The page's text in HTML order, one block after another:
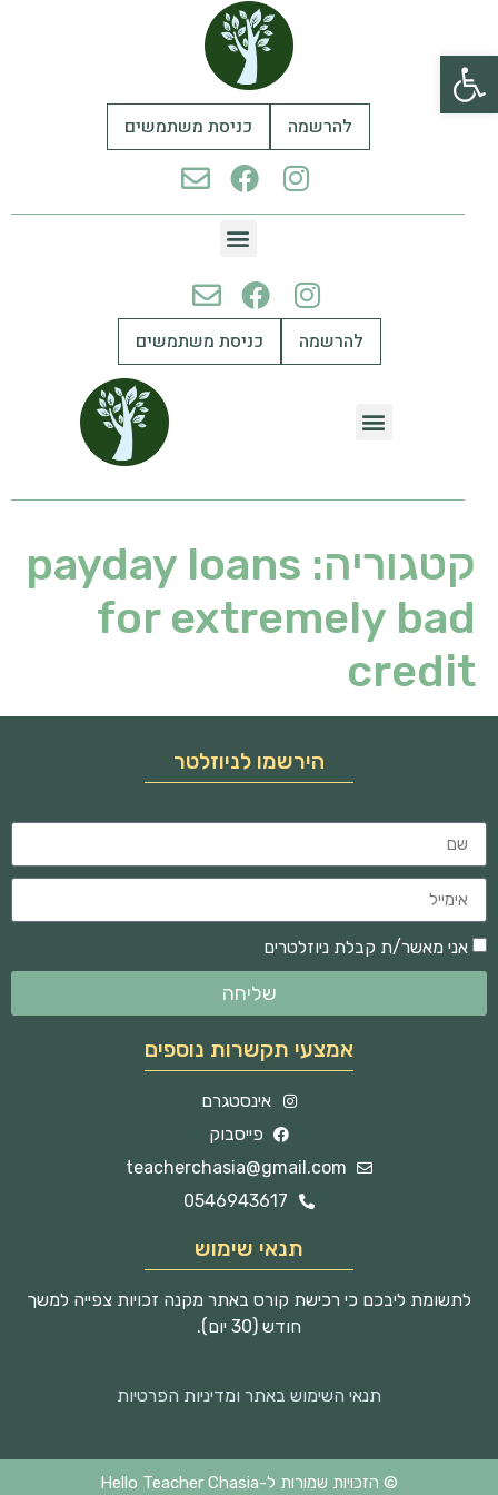
פתח סרגל נגישות
להרשמה כניסת משתמשים
להרשמה כניסת משתמשים
קטגוריה: payday loans
for extremely bad
credit
הירשמו לניוזלטר
אני מאשר/ת קבלת ניוזלטרים
שליחה
אמצעי תקשרות נוספים
אינסטגרם
פייסבוק
teacherchasia@gmail.com
0546943617
תנאי שימוש
לתשומת ליבכם כי רכישת קורס באתר מקנה זכויות צפייה למשך
חודש (30 יום).
תנאי השימוש באתר ומדיניות הפרטיות
© הזכויות שמורות ל-Hello Teacher Chasia